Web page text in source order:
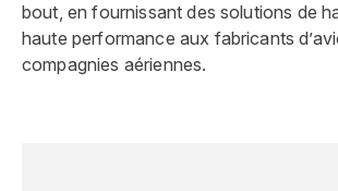
bout, en fournissant des solutions de
haute performance aux fabricants
compagnies aériennes.